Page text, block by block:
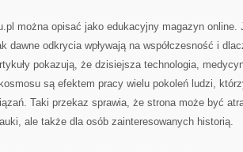
można opisać jako edukacyjny magazyn online.
dawne odkrycia wpływają na współczesność i
pokazują, że dzisiejsza technologia,
są efektem pracy wielu pokoleń ludzi,
Taki przekaz sprawia, że strona może być
ale także dla osób zainteresowanych historią.